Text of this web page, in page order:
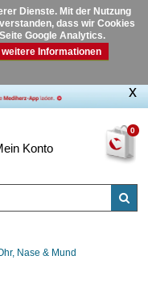
Dienste. Mit der Nutzung
dass wir Cookies
Google Analytics.
weitere Informationen
0
Konto
Nase & Mund